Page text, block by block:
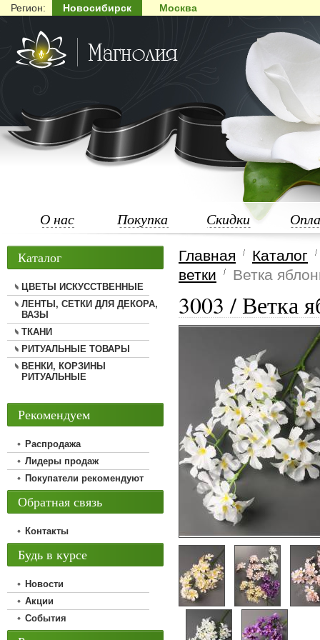
Регион: Новосибирск Москва
О нас Покупка Скидки
Главная
Каталог
ветки
Ветка
3003 / Ветка
Каталог
ЦВЕТЫ ИСКУССТВЕННЫЕ
ЛЕНТЫ, СЕТКИ ДЛЯ ДЕКОРА,
ВАЗЫ
ТКАНИ
РИТУАЛЬНЫЕ ТОВАРЫ
ВЕНКИ, КОРЗИНЫ
РИТУАЛЬНЫЕ
Рекомендуем
Распродажа
Лидеры продаж
Покупатели рекомендуют
Обратная связь
Контакты
Будь в курсе
Новости
Акции
События